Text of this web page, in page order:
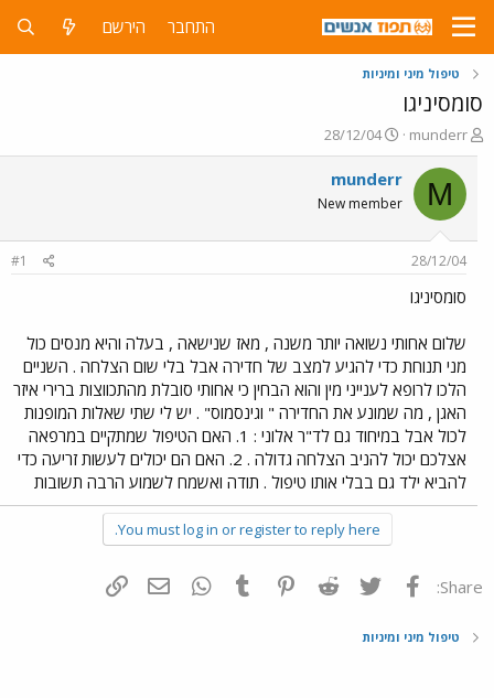
התחבר הירשם
טיפול מיני ומיניות
סומסיניגו
פ
ו
ת
ח
ה
ש
א
munderr
פ
ו
ר
ס
ם
28/12/04
M
munderr
New member
28/12/04
#1
סומסיניגו
שלום אחותי נשואה יותר משנה , מאז שנישאה , בעלה והיא מנסים כול
מני תנוחת כדי להגיע למצב של חדירה אבל בלי שום הצלחה . השניים
הלכו לרופא לענייני מין והוא הבחין כי אחותי סובלת מהתכווצות ברירי איזר
האגן , מה שמונע את החדירה " וגינסמוס" . יש לי שתי שאלות המופנות
לכול אבל במיחוד גם לד"ר אלוני : 1. האם הטיפול שמתקיים במרפאה
אצלכם יכול להניב הצלחה גדולה . 2. האם הם יכולים לעשות זריעה כדי
להביא ילד גם בבלי אותו טיפול . תודה ואשמח לשמוע הרבה תשובות
You must log in or register to reply here.
Share: פייסבוק Twitter
Reddit
Pinterest
Tumblr
WhatsAppדואר אלקטרוני
טיפול מיני ומיניות